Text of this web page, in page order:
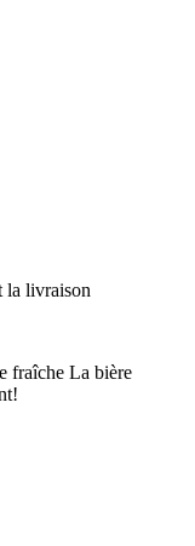
la livraison
fraîche La bière